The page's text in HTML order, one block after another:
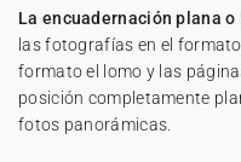
La encuadernación plana
las fotografías en el
formato el lomo y las
posición completamente
fotos panorámicas.